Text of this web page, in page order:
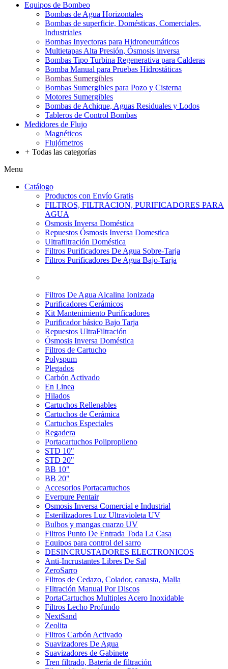
Equipos de Bombeo
Bombas de Agua Horizontales
Bombas de superficie, Domésticas, Comerciales,
Industriales
Bombas Inyectoras para Hidroneumáticos
Multietapas Alta Presión, Ósmosis inversa
Bombas Tipo Turbina Regenerativa para Calderas
Bomba Manual para Pruebas Hidrostáticas
Bombas Sumergibles
Bombas Sumergibles para Pozo y Cisterna
Motores Sumergibles
Bombas de Achique, Aguas Residuales y Lodos
Tableros de Control Bombas
Medidores de Flujo
Magnéticos
Flujómetros
+ Todas las categorías
Menu
Catálogo
Productos con Envío Gratis
FILTROS, FILTRACION, PURIFICADORES PARA
AGUA
Osmosis Inversa Doméstica
Repuestos Ósmosis Inversa Domestica
Ultrafiltración Doméstica
Filtros Purificadores De Agua Sobre-Tarja
Filtros Purificadores De Agua Bajo-Tarja
Filtros De Agua Alcalina Ionizada
Purificadores Cerámicos
Kit Mantenimiento Purificadores
Purificador básico Bajo Tarja
Repuestos UltraFiltración
Ósmosis Inversa Doméstica
Filtros de Cartucho
Polyspum
Plegados
Carbón Activado
En Linea
Hilados
Cartuchos Rellenables
Cartuchos de Cerámica
Cartuchos Especiales
Regadera
Portacartuchos Polipropileno
STD 10"
STD 20"
BB 10"
BB 20"
Accesorios Portacartuchos
Everpure Pentair
Osmosis Inversa Comercial e Industrial
Esterilizadores Luz Ultravioleta UV
Bulbos y mangas cuarzo UV
Filtros Punto De Entrada Toda La Casa
Equipos para control del sarro
DESINCRUSTADORES ELECTRONICOS
Anti-Incrustantes Libres De Sal
ZeroSarro
Filtros de Cedazo, Colador, canasta, Malla
FIltración Manual Por Discos
PortaCartuchos Multiples Acero Inoxidable
Filtros Lecho Profundo
NextSand
Zeolita
Filtros Carbón Activado
Suavizadores De Agua
Suavizadores de Gabinete
Tren filtrado, Batería de filtración